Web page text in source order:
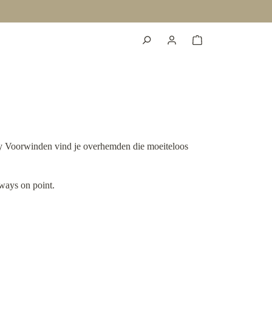
vind je overhemden die moeiteloos
on point.